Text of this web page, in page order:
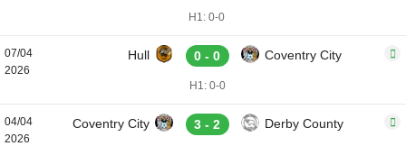
H1: 0-0
07/04
2026
Hull 0 - 0 Coventry City
H1: 0-0
04/04
2026
Coventry City 3 - 2 Derby County